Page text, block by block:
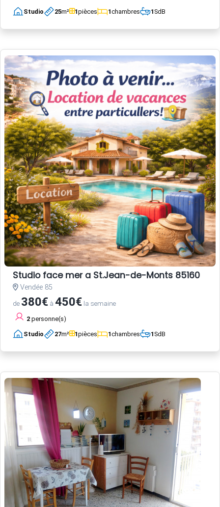
Studio 25m² 1pièces 1chambres 1SdB
Studio face mer a St.Jean-de-Monts 85160
Vendée 85
de 380€ à 450€ la semaine
2 personne(s)
Studio 27m² 1pièces 1chambres 1SdB